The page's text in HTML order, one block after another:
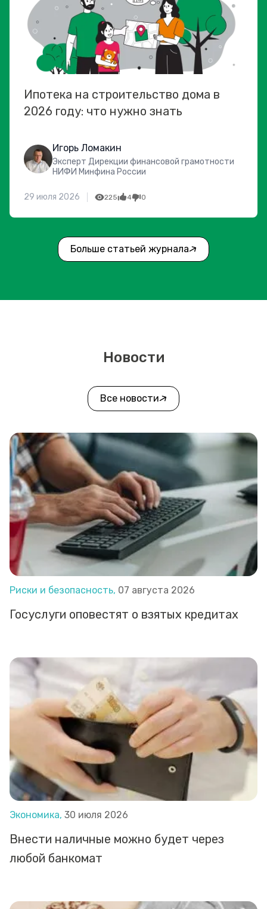
Ипотека на строительство дома в
2026 году: что нужно знать
Игорь Ломакин
Эксперт Дирекции финансовой грамотности
НИФИ Минфина России
29 июля 2026 225 4 0
Больше статьей журнала
Новости
Все новости
Риски и безопасность, 07 августа 2026
Госуслуги оповестят о взятых кредитах
Экономика, 30 июля 2026
Внести наличные можно будет через
любой банкомат